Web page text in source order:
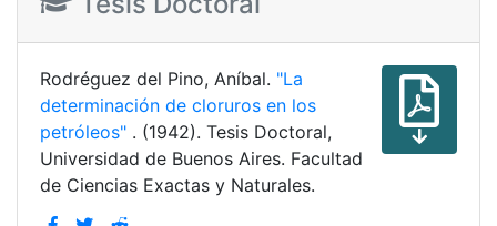
Rodréguez del Pino, Aníbal. "La
determinación de cloruros en los
petróleos" . (1942). Tesis Doctoral,
Universidad de Buenos Aires. Facultad
de Ciencias Exactas y Naturales.